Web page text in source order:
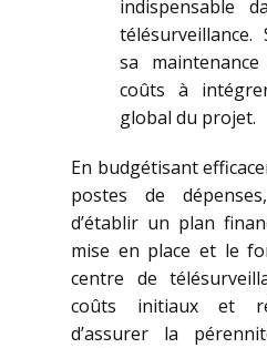
indispensable
sa
coûts à
global du projet.
En budgétisant
postes de
d’établir un plan
mise en place et le
centre de
coûts initiaux et
d’assurer la